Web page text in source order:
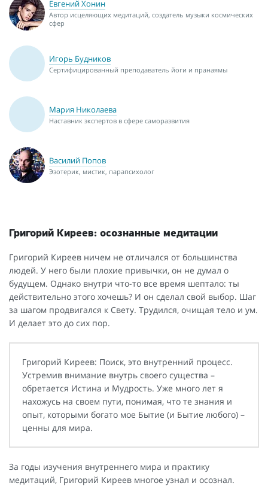
Евгений Хонин
Автор исцеляющих медитаций, создатель музыки космических
сфер
Игорь Будников
Сертифицированный преподаватель йоги и пранаямы
Мария Николаева
Наставник экспертов в сфере саморазвития
Василий Попов
Эзотерик, мистик, парапсихолог
Григорий Киреев: осознанные медитации
Григорий Киреев ничем не отличался от большинства
людей. У него были плохие привычки, он не думал о
будущем. Однако внутри что-то все время шептало: ты
действительно этого хочешь? И он сделал свой выбор. Шаг
за шагом продвигался к Свету. Трудился, очищая тело и ум.
И делает это до сих пор.
Григорий Киреев: Поиск, это внутренний процесс.
Устремив внимание внутрь своего существа –
обретается Истина и Мудрость. Уже много лет я
нахожусь на своем пути, понимая, что те знания и
опыт, которыми богато мое Бытие (и Бытие любого) –
ценны для мира.
За годы изучения внутреннего мира и практику
медитаций, Григорий Киреев многое узнал и осознал.